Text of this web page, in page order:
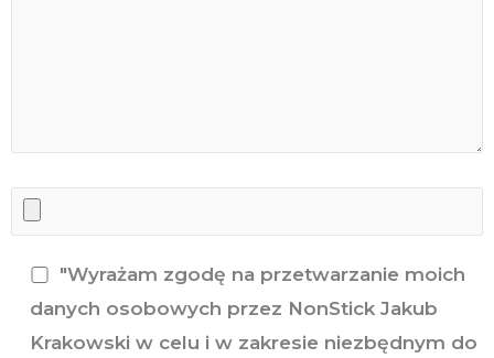
"Wyrażam zgodę na przetwarzanie moich
danych osobowych przez NonStick Jakub
Krakowski w celu i w zakresie niezbędnym do